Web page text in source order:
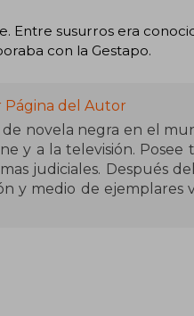
Entre susurros era
con la Gestapo.
Página del Autor
novela negra en el
y a la televisión. Posee
judiciales. Después
y medio de ejemplares
el mismo camino con